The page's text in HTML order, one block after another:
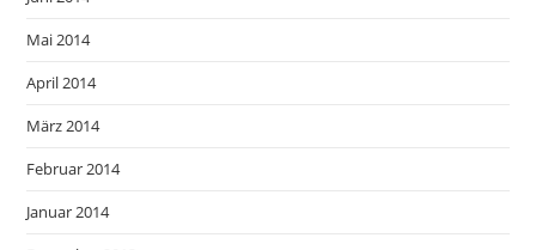
Mai 2014
April 2014
März 2014
Februar 2014
Januar 2014